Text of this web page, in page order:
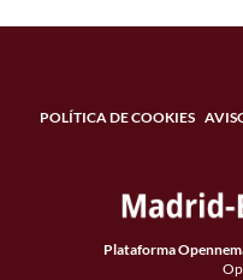
POLÍTICA DE COOKIES
Plataforma